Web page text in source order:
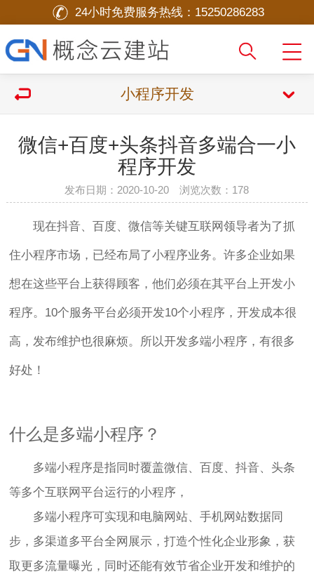
24小时免费服务热线： 15250286283
小程序开发
微信+百度+头条抖音多端合一小
程序开发
发布日期：2020-10-20 浏览次数： 178
现在抖音、百度、微信等关键互联网领导者为了抓
住小程序市场，已经布局了小程序业务。许多企业如果
想在这些平台上获得顾客，他们必须在其平台上开发小
程序。10个服务平台必须开发10个小程序，开发成本很
高，发布维护也很麻烦。所以开发多端小程序，有很多
好处！
什么是多端小程序？
多端小程序是指同时覆盖微信、百度、抖音、头条
等多个互联网平台运行的小程序，
多端小程序可实现和电脑网站、手机网站数据同
步，多渠道多平台全网展示，打造个性化企业形象，获
取更多流量曝光，同时还能有效节省企业开发和维护的